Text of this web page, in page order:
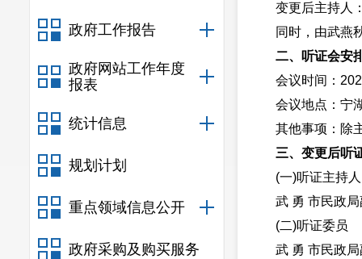
政府工作报告
政府网站工作年度
报表
统计信息
规划计划
重点领域信息公开
政府采购及购买服务
变更后主持人：
同时，由武燕秋
二、听证会安
会议时间：2026
会议地点：宁湖
其他事项：除主
三、变更后听
(一)听证主持人
武 勇 市民政局
(二)听证委员
武 勇 市民政局